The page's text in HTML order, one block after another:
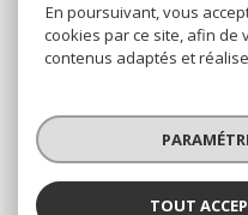
© 2026 |
En poursuivant, vous
cookies par ce site, afin de
contenus adaptés et
TOUT